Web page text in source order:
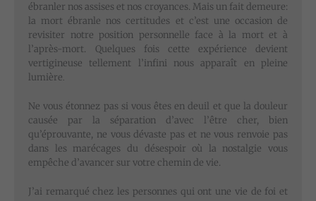
ébranler nos assises et nos croyances. Mais un fait demeure:
la mort ébranle nos certitudes et c’est une occasion de
revisiter notre position personnelle face à la mort et à
l’après-mort.
Quelques fois cette expérience devient
vertigineuse tellement l’infini nous apparaît en pleine
lumière.
Ne vous étonnez pas si vous êtes en deuil et que la douleur
causée par la séparation d’avec l’être cher, bien
qu’éprouvante, ne vous dévaste pas et ne vous renvoie pas
dans les marécages du désespoir où la nostalgie vous
empêche d’avancer sur votre chemin de vie.
J’ai remarqué chez les personnes qui ont une vie de foi et